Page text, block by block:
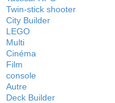
Twin-stick shooter
City Builder
LEGO
Multi
Cinéma
Film
console
Autre
Deck Builder